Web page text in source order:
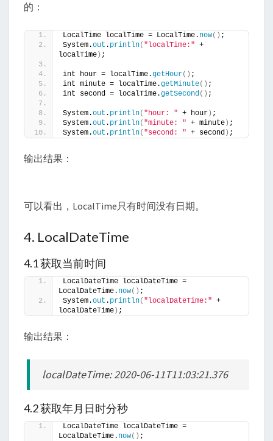
的：
LocalTime localTime = LocalTime. now() ;
System.out . println( "localTime:" +
localTime ) ;
int hour = localTime.getHour() ;
int minute = localTime.getMinute() ;
int second = localTime.getSecond() ;
System.out . println( "hour: " + hour ) ;
System.out . println( "minute: " + minute ) ;
System.out . println( "second: " + second ) ;
输出结果：
可以看出，LocalTime只有时间没有日期。
4. LocalDateTime
4.1 获取当前时间
LocalDateTime localDateTime =
LocalDateTime. now() ;
System.out . println( "localDateTime:" +
localDateTime ) ;
输出结果：
localDateTime: 2020-06-11T11:03:21.376
4.2 获取年月日时分秒
LocalDateTime localDateTime =
LocalDateTime. now() ;